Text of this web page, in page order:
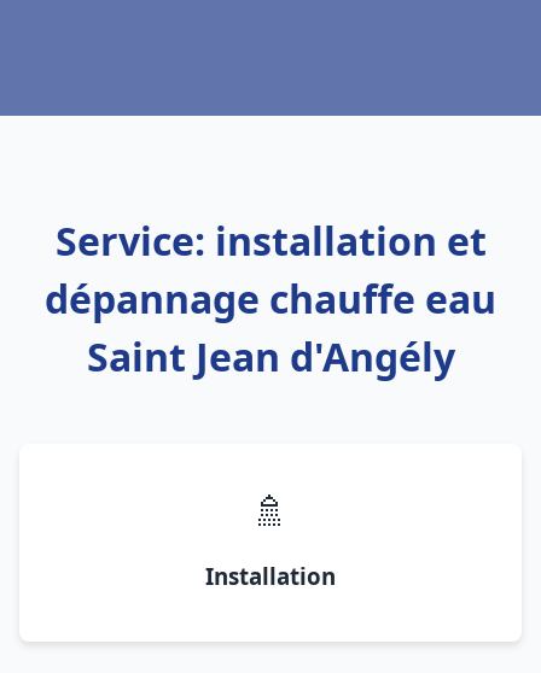
Service: installation et
dépannage chauffe eau
Saint Jean d'Angély
🚿
Installation